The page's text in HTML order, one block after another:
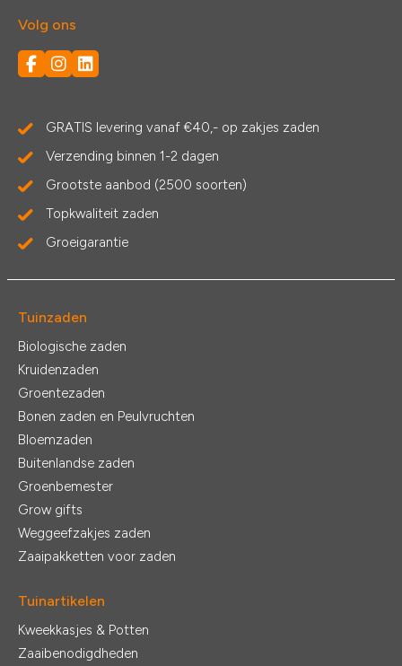
Volg ons
GRATIS levering vanaf €40,- op zakjes zaden
Verzending binnen 1-2 dagen
Grootste aanbod (2500 soorten)
Topkwaliteit zaden
Groeigarantie
Tuinzaden
Biologische zaden
Kruidenzaden
Groentezaden
Bonen zaden en Peulvruchten
Bloemzaden
Buitenlandse zaden
Groenbemester
Grow gifts
Weggeefzakjes zaden
Zaaipakketten voor zaden
Tuinartikelen
Kweekkasjes & Potten
Zaaibenodigdheden